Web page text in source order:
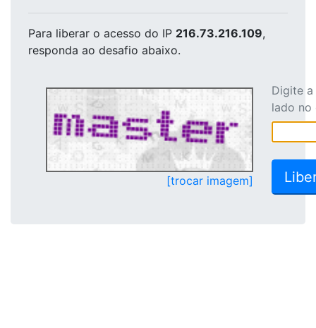
Para liberar o acesso do IP 216.73.216.109,
responda ao desafio abaixo.
[trocar imagem]
Digite
lado no